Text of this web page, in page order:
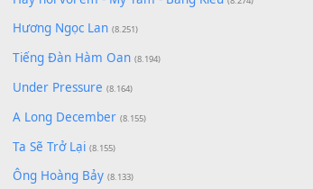
[SHEET] Ánh Trăng Nói Hộ Lòng Tôi - Mạnh Lệ
Quân | Intro + Pinyin
[SHEET PIANO] We Wish You A Merry Christmas